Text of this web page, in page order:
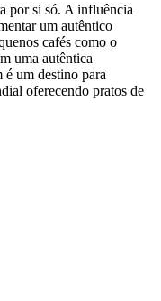
por si só. A influência
um autêntico
cafés como o
uma autêntica
um destino para
oferecendo pratos de